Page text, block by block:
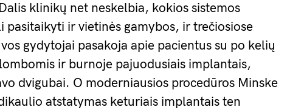
klinikų net neskelbia, kokios sistemos
pasitaikyti ir vietinės gamybos, ir trečiosiose
gydytojai pasakoja apie pacientus su po kelių
ir burnoje pajuodusiais implantais,
dvigubai. O moderniausios procedūros Minske
atstatymas keturiais implantais ten